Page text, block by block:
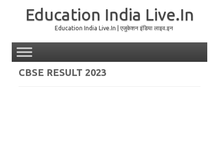
Education India Live.In
Education India Live.In | एजुकेशन इंडिया लाइव.इन
CBSE RESULT 2023